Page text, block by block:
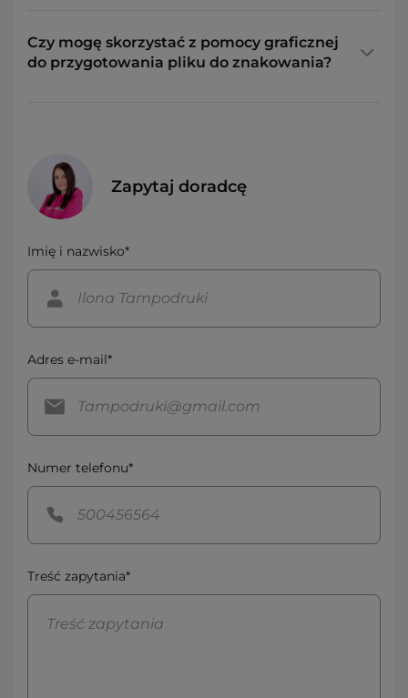
Czy mogę skorzystać z pomocy graficznej
do przygotowania pliku do znakowania?
Zapytaj doradcę
Imię i nazwisko*
Adres e-mail*
Numer telefonu*
Treść zapytania*